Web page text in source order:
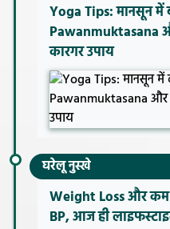
Yoga Tips: मानसून में
Pawanmuktasana
कारगर उपाय
घरेलू नुस्खे
Weight Loss और कम
BP, आज ही